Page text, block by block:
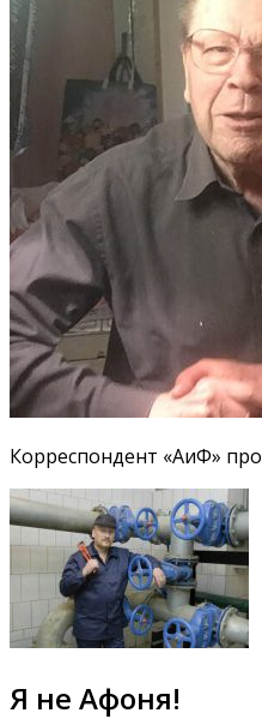
Корреспондент «АиФ»
Я не Афоня!